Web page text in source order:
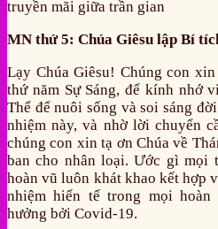
truyền mãi giữa trần gian
MN thứ 5: Chúa Giêsu lập Bí
Lạy Chúa Giêsu! Chúng con
thứ năm Sự Sáng, để kính nhớ
Thể để nuôi sống và soi sáng
nhiệm này, và nhờ lời chuyển
chúng con xin tạ ơn Chúa về
ban cho nhân loại. Ước gì mọi
hoàn vũ luôn khát khao kết hợp
nhiệm hiến tế trong mọi hoàn
hưởng bởi Covid-19.